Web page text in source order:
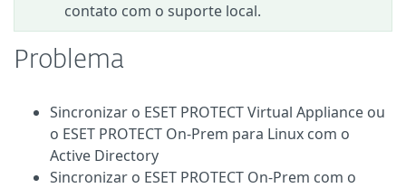
contato com o suporte local.
Problema
Sincronizar o ESET PROTECT Virtual Appliance ou
o ESET PROTECT On-Prem para Linux com o
Active Directory
Sincronizar o ESET PROTECT On-Prem com o